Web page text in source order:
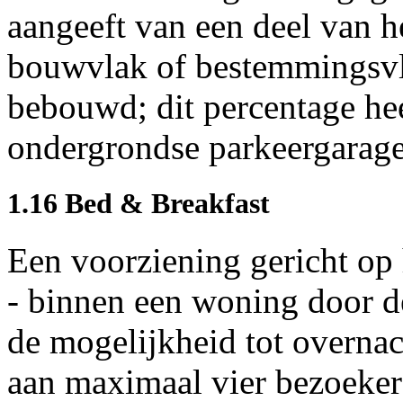
aangeeft van een deel van
bouwvlak of
bebouwd; dit percentage
ondergrondse
1.16 Bed & Breakfast
Een voorziening gericht
- binnen een woning door
de mogelijkheid tot
aan maximaal vier